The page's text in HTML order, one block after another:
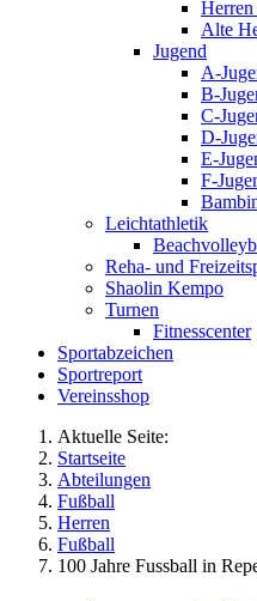
Herren
Alte
Jugend
A-
B-
C-
D-
E-
F-
Leichtathletik
Reha- und
Shaolin Kempo
Turnen
Fitnesscenter
Sportabzeichen
Sportreport
Vereinsshop
Aktuelle Seite:
Startseite
Abteilungen
Fußball
Herren
Fußball
100 Jahre Fussball in